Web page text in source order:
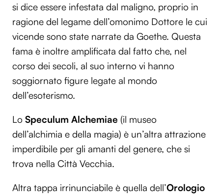
si dice essere infestata dal maligno, proprio in
ragione del legame dell’omonimo Dottore le cui
vicende sono state narrate da Goethe. Questa
fama è inoltre amplificata dal fatto che, nel
corso dei secoli, al suo interno vi hanno
soggiornato figure legate al mondo
dell’esoterismo.
Lo Speculum Alchemiae (il museo
dell’alchimia e della magia) è un’altra attrazione
imperdibile per gli amanti del genere, che si
trova nella Città Vecchia.
Altra tappa irrinunciabile è quella dell’Orologio